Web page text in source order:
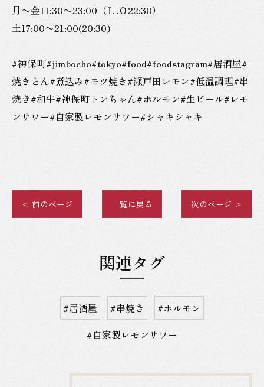
月〜金11:30〜23:00（Ｌ.Ｏ22:30）
土17:00〜21:00(20:30)
#神保町#jimbocho#tokyo#food#foodstagram#居酒屋#
焼きとん#煮込み#モツ焼き#瀬戸田レモン#低温調理#串
焼き#和牛#神保町トンちゃん#ホルモン#生ビール#レモ
ンサワー#自家製レモンサワー#シャキシャキ
< 前のページ 一覧に戻る 次のページ >
関連タグ
#居酒屋 #串焼き
#ホルモン
#自家製レモンサワー